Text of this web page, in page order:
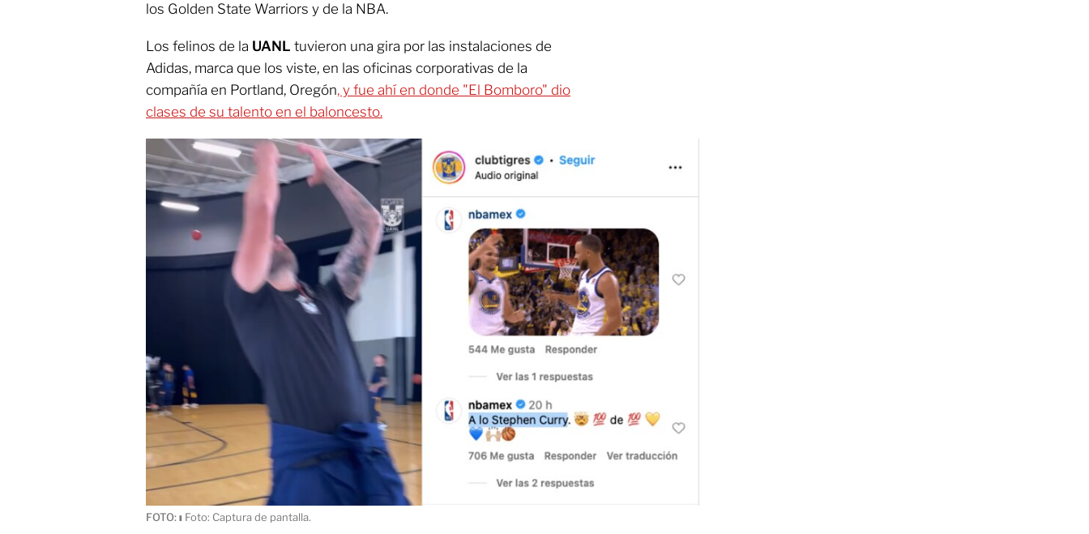
los Golden State Warriors y de la NBA.
Los felinos de la UANL tuvieron una gira por las instalaciones de
Adidas, marca que los viste, en las oficinas corporativas de la
compañía en Portland, Oregón, y fue ahí en donde "El Bomboro" dio
clases de su talento en el baloncesto.
FOTO:ı Foto: Captura de pantalla.